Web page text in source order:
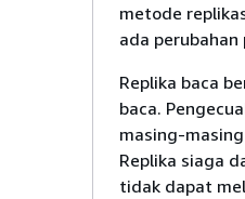
metode
ada perubahan
Replika baca
baca.
masing-
Replika siaga
tidak dapat